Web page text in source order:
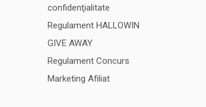
Favorite
confidenţialitate
Regulament HALLOWIN
GIVE AWAY
Regulament Concurs
Marketing Afiliat